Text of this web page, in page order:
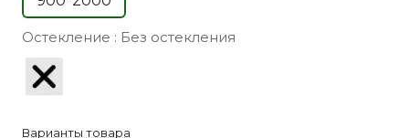
Остекление : Без остекления
Варианты товара